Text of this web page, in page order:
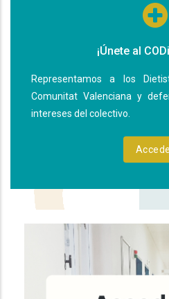
¡Únete al
Representamos a los
Comunitat Valenciana y
intereses del colectivo.